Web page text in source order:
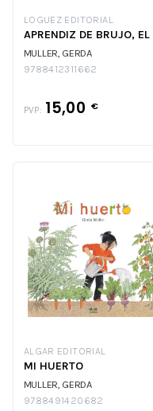
LOGUEZ EDITORIAL
APRENDIZ DE BRUJO, EL
MULLER, GERDA
9788412311662
PVP: 15,00 €
ALGAR EDITORIAL
MI HUERTO
MULLER, GERDA
9788491420682